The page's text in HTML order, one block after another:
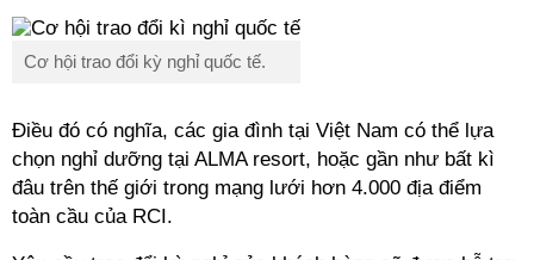
Cơ hội trao đổi kỳ nghỉquốc tế.
Điều đó có nghĩa, các gia đình tại Việt Nam có thể lựa
chọn nghỉ dưỡng tại ALMA resort, hoặc gần như bất kì
đâu trên thế giới trong mạng lưới hơn 4.000 địa điểm
toàn cầu của RCI.